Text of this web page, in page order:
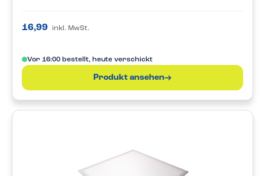
16,99 inkl. MwSt.
Vor 16:00 bestellt, heute verschickt
Produkt ansehen